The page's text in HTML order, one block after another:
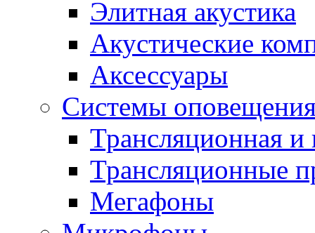
Элитная акустика
Акустические
Аксессуары
Системы
Трансляционная и
Трансляционные
Мегафоны